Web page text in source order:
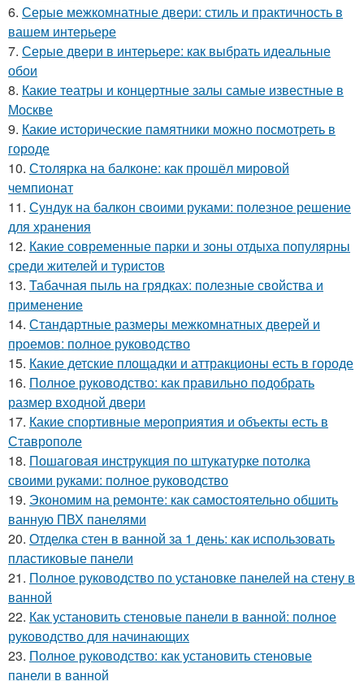
6. Серые межкомнатные двери: стиль и практичность в
вашем интерьере
7. Серые двери в интерьере: как выбрать идеальные
обои
8. Какие театры и концертные залы самые известные в
Москве
9. Какие исторические памятники можно посмотреть в
городе
10. Столярка на балконе: как прошёл мировой
чемпионат
11. Сундук на балкон своими руками: полезное решение
для хранения
12. Какие современные парки и зоны отдыха популярны
среди жителей и туристов
13. Табачная пыль на грядках: полезные свойства и
применение
14. Стандартные размеры межкомнатных дверей и
проемов: полное руководство
15. Какие детские площадки и аттракционы есть в городе
16. Полное руководство: как правильно подобрать
размер входной двери
17. Какие спортивные мероприятия и объекты есть в
Ставрополе
18. Пошаговая инструкция по штукатурке потолка
своими руками: полное руководство
19. Экономим на ремонте: как самостоятельно обшить
ванную ПВХ панелями
20. Отделка стен в ванной за 1 день: как использовать
пластиковые панели
21. Полное руководство по установке панелей на стену в
ванной
22. Как установить стеновые панели в ванной: полное
руководство для начинающих
23. Полное руководство: как установить стеновые
панели в ванной